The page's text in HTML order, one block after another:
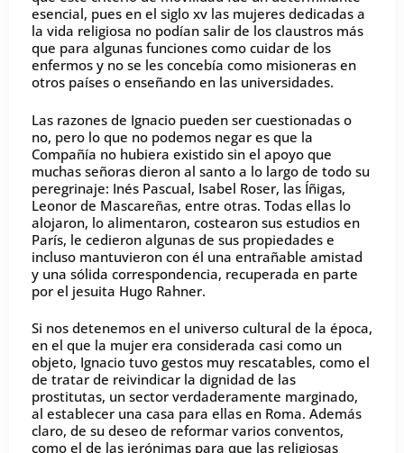
esencial, pues en el siglo xv las mujeres dedicadas a
la vida religiosa no podían salir de los claustros más
que para algunas funciones como cuidar de los
enfermos y no se les concebía como misioneras en
otros países o enseñando en las universidades.
Las razones de Ignacio pueden ser cuestionadas o
no, pero lo que no podemos negar es que la
Compañía no hubiera existido sin el apoyo que
muchas señoras dieron al santo a lo largo de todo su
peregrinaje: Inés Pascual, Isabel Roser, las Íñigas,
Leonor de Mascareñas, entre otras. Todas ellas lo
alojaron, lo alimentaron, costearon sus estudios en
París, le cedieron algunas de sus propiedades e
incluso mantuvieron con él una entrañable amistad
y una sólida correspondencia, recuperada en parte
por el jesuita Hugo Rahner.
Si nos detenemos en el universo cultural de la época,
en el que la mujer era considerada casi como un
objeto, Ignacio tuvo gestos muy rescatables, como el
de tratar de reivindicar la dignidad de las
prostitutas, un sector verdaderamente marginado,
al establecer una casa para ellas en Roma. Además
claro, de su deseo de reformar varios conventos,
como el de las jerónimas para que las religiosas